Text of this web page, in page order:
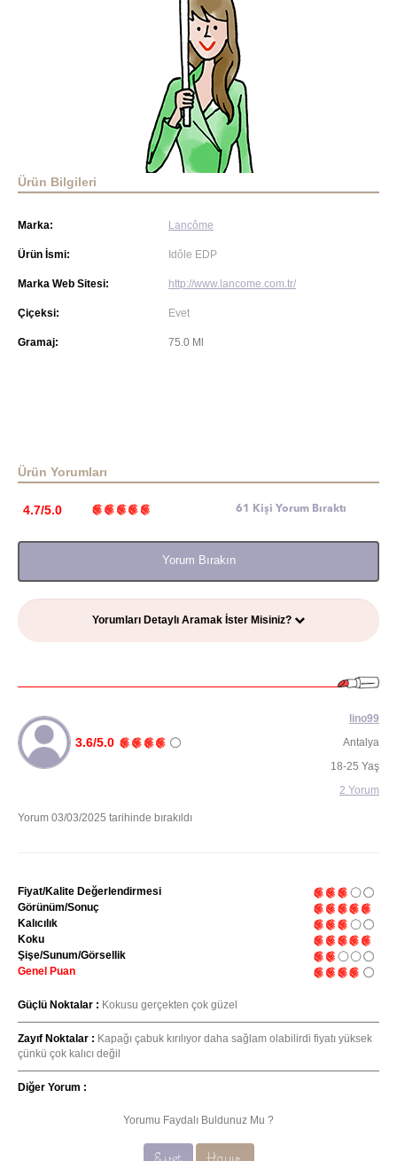
Ürün Bilgileri
Marka: Lancôme
Ürün İsmi: Idôle EDP
Marka Web Sitesi: http://www.lancome.com.tr/
Çiçeksi: Evet
Gramaj: 75.0 Ml
Ürün Yorumları
4.7/5.0 61 Kişi Yorum Bıraktı
Yorum Bırakın
Yorumları Detaylı Aramak İster Misiniz?
3.6/5.0
Yorum 03/03/2025 tarihinde bırakıldı
lino99
Antalya
18-25 Yaş
2 Yorum
Fiyat/Kalite Değerlendirmesi
Görünüm/Sonuç
Kalıcılık
Koku
Şişe/Sunum/Görsellik
Genel Puan
Güçlü Noktalar : Kokusu gerçekten çok güzel
Zayıf Noktalar : Kapağı çabuk kırılıyor daha sağlam olabilirdi fiyatı yüksek
çünkü çok kalıcı değil
Diğer Yorum :
Yorumu Faydalı Buldunuz Mu ?